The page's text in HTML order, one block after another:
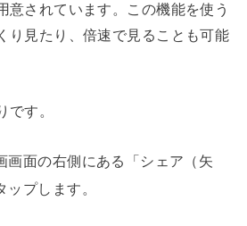
意されています。この機能を使う
り見たり、倍速で見ることも可能
です。
画面の右側にある「シェア（矢
プします。